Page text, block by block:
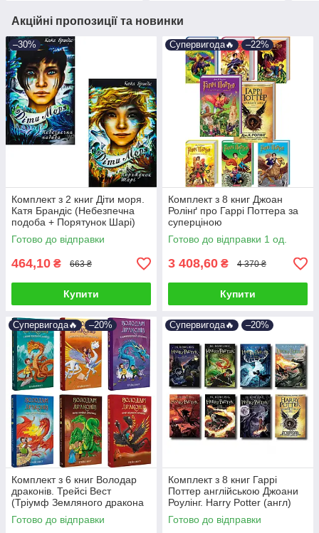
Акційні пропозиції та новинки
–30%
Комплект з 2 книг Діти моря.
Катя Брандіс (Небезпечна
подоба + Порятунок Шарі)
Готово до відправки
464,10 ₴ 663 ₴
Купити
Супервигода🔥 –22%
Комплект з 8 книг Джоан
Ролінґ про Гаррі Поттера за
суперціною
Готово до відправки 1 од.
3 408,60 ₴ 4 370 ₴
Купити
Супервигода🔥 –20%
Комплект з 6 книг Володар
драконів. Трейсі Вест
(Тріумф Земляного дракона
+ Порятунок Сонячної
дракониці ін)
Готово до відправки
Супервигода🔥 –20%
Комплект з 8 книг Гаррі
Поттер англійською Джоани
Роулінг. Harry Potter (англ)
Готово до відправки